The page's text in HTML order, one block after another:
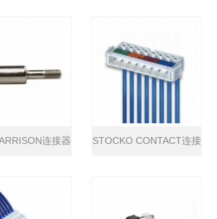
连接器 STOCKO CONTACT连接